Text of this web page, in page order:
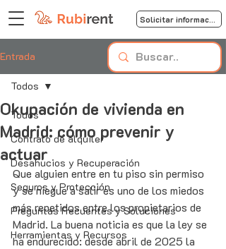
Solicitar información
Entrada
Todos
Contrato de alquiler
Desahucios y Recuperación
Seguros y Protección
Preguntas Frecuentes y Soluciones
Herramientas y Recursos
Todos
Okupación de vivienda en
Madrid: cómo prevenir y
actuar
Que alguien entre en tu piso sin permiso
y se niegue a salir es uno de los miedos
más repetidos entre los propietarios de
Madrid. La buena noticia es que la ley se
ha endurecido: desde abril de 2025 la